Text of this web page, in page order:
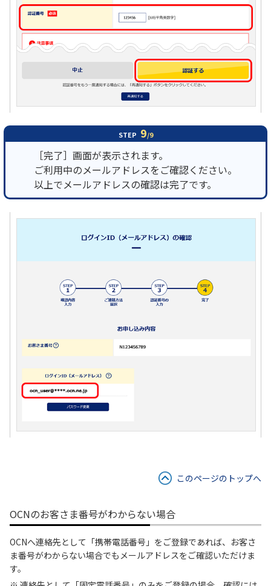
STEP 9/9
［完了］画面が表示されます。
ご利用中のメールアドレスをご確認ください。
以上でメールアドレスの確認は完了です。
このページのトップへ
OCNのお客さま番号がわからない場合
OCNへ連絡先として「携帯電話番号」をご登録であれば、お客さ
ま番号がわからない場合でもメールアドレスをご確認いただけま
す。